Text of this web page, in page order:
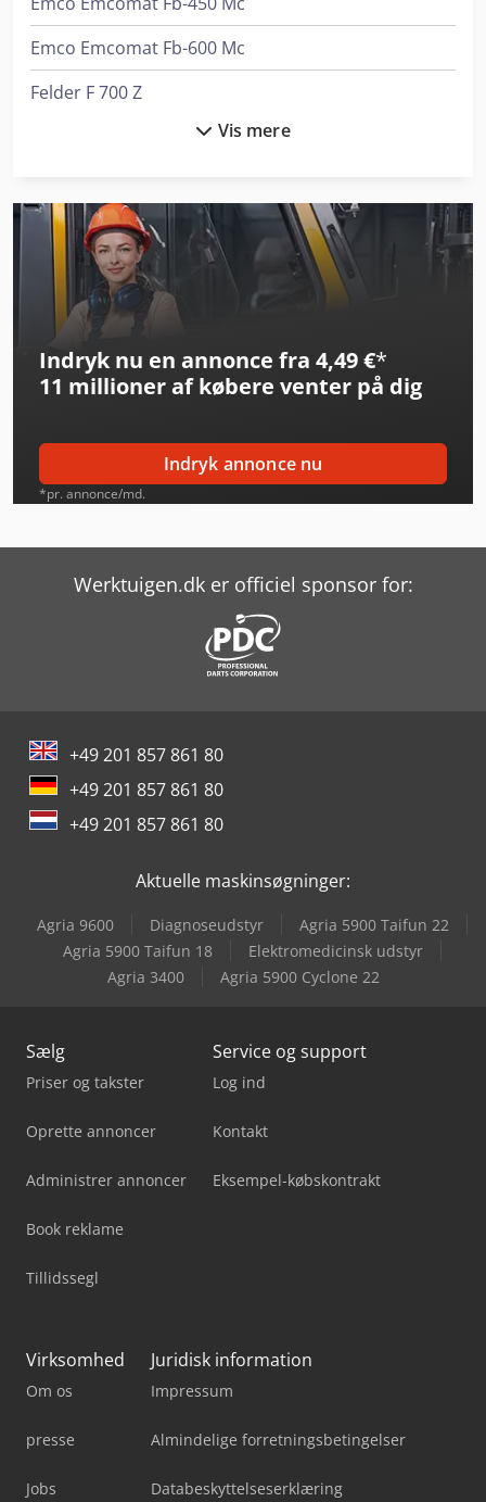
Emco Emcomat Fb-600 Mc
Felder F 700 Z
Gildemeister Ctx 420 Linear V6
Gildemeister Nef 600
Heller H 6000
Mazak Variaxis C-600
Omec 650 M
Panhans 680/200
Scm Class Si 400
Scm Olimpic K 560
Scm Profiset 60
Scm Superset Nt
Socomec Sn 400
Socomec Sn 700
Vis mere
Indryk nu en annonce fra 4,49 €*
11 millioner af købere venter på dig
Indryk annonce nu
*pr. annonce/md.
Werktuigen.dk er officiel sponsor for:
+49 201 857 861 80
+49 201 857 861 80
+49 201 857 861 80
Aktuelle maskinsøgninger:
Agria 9600 Diagnoseudstyr
Agria 5900 Taifun 22
Agria 5900 Taifun 18
Elektromedicinsk udstyr
Agria 3400
Agria 5900 Cyclone 22
Sælg
Priser og takster
Oprette annoncer
Administrer annoncer
Book reklame
Tillidssegl
Service og support
Log ind
Kontakt
Eksempel-købskontrakt
Virksomhed
Om os
presse
Jobs
Juridisk information
Impressum
Almindelige forretningsbetingelser
Databeskyttelseserklæring